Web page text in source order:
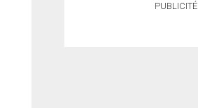
PUBLICITÉ